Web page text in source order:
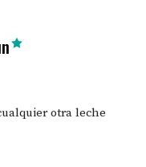
says:
otra leche